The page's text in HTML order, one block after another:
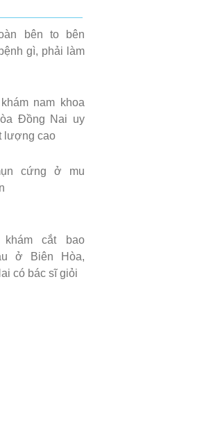
bên to bên
gì, phải làm
nam khoa
Đồng Nai uy
lượng cao
cứng ở mu
khám cắt bao
ở Biên Hòa,
có bác sĩ giỏi